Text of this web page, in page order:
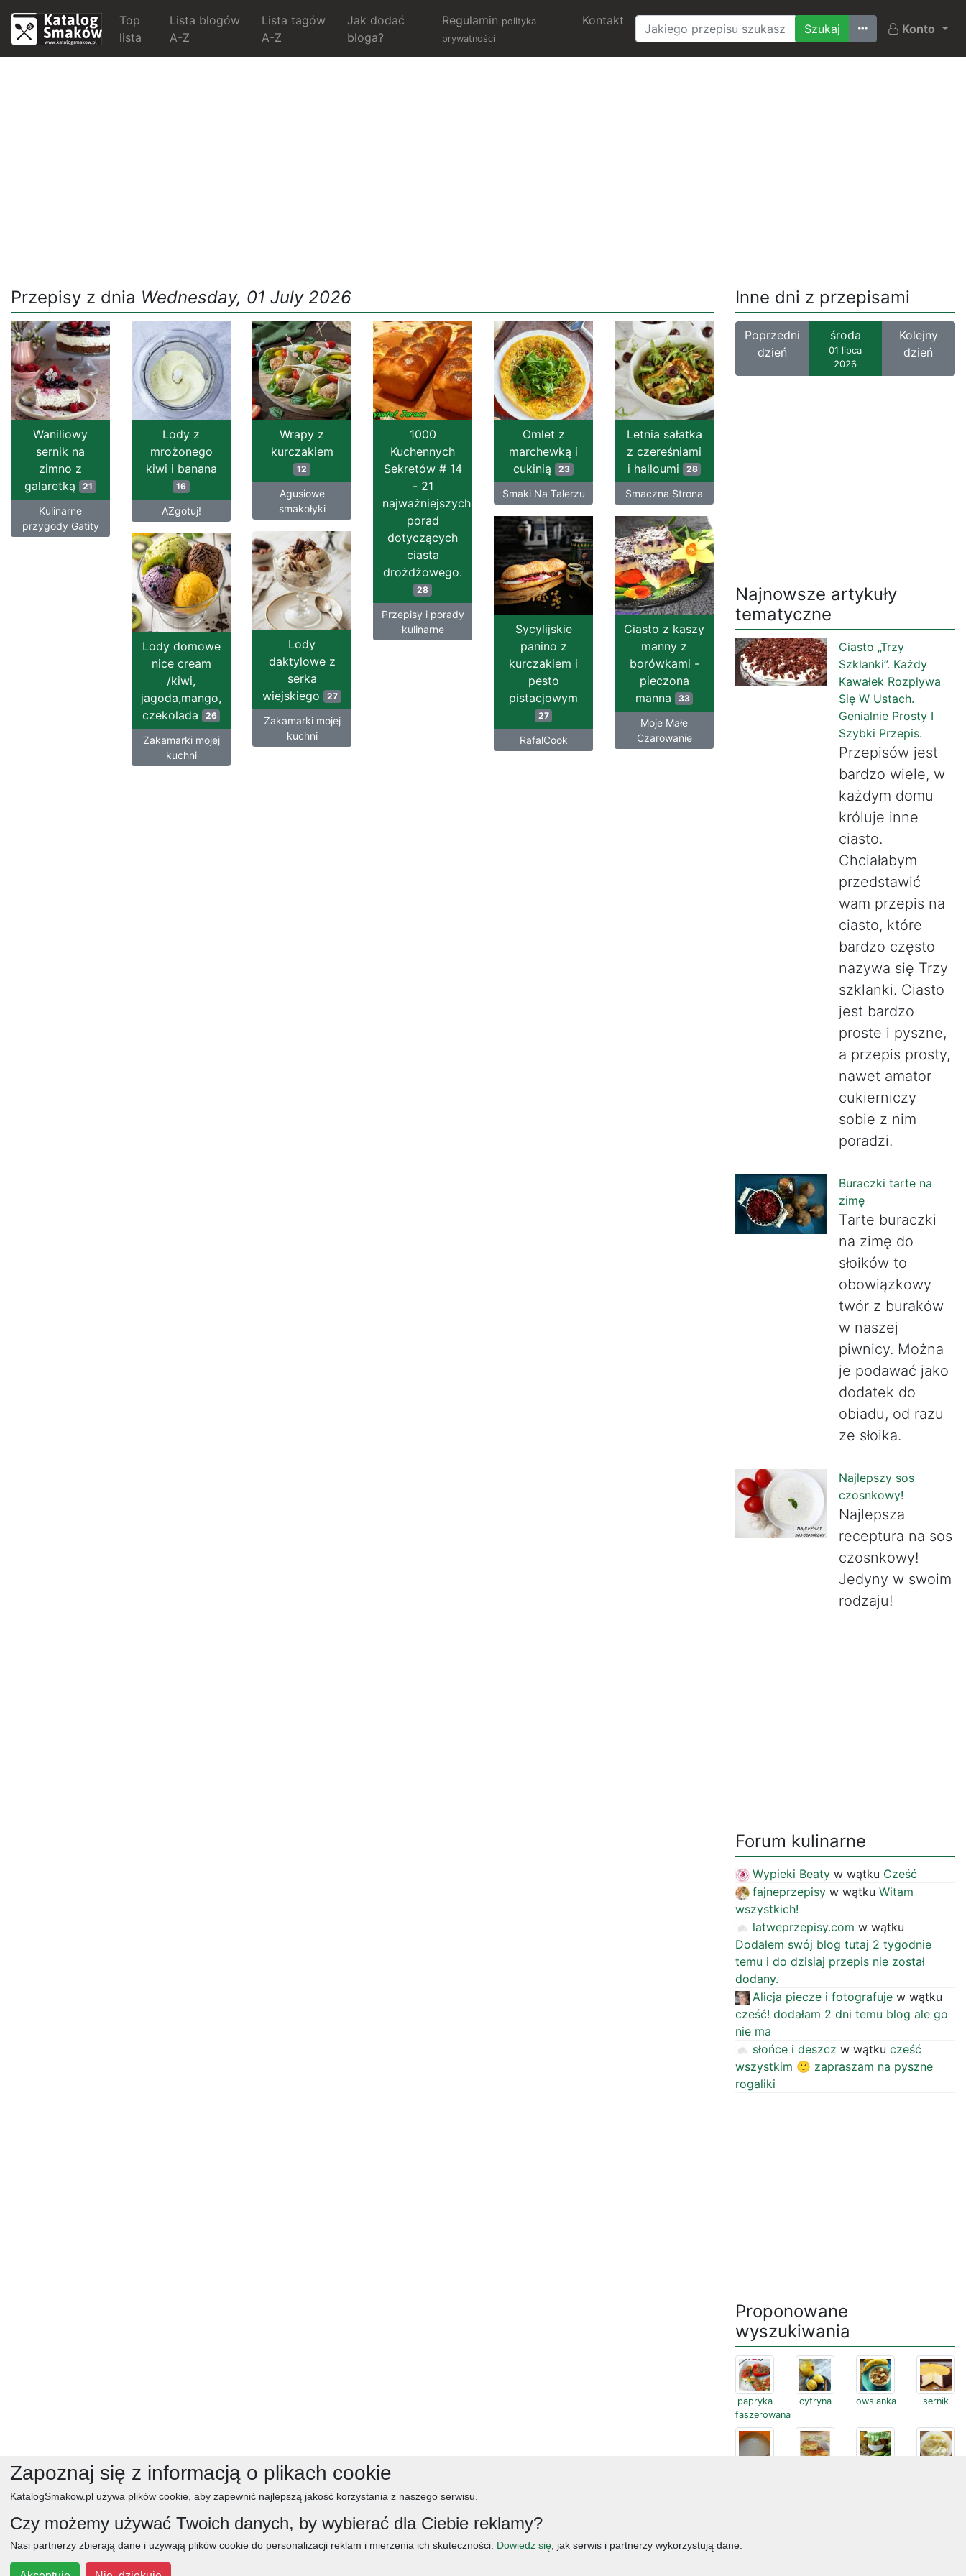
Top
lista
Lista blogów
A-Z
Lista tagów
A-Z
Jak dodać
bloga?
Regulamin polityka
prywatności
Kontakt
Ostatnio szukane
Konto
Przepisy z dnia Wednesday, 01 July 2026
Waniliowy
sernik na
zimno z
galaretką 21
Kulinarne
przygody Gatity
Lody z
mrożonego
kiwi i banana
16
AZgotuj!
Wrapy z
kurczakiem
12
Agusiowe
smakołyki
1000
Kuchennych
Sekretów # 14
- 21
najważniejszych
porad
dotyczących
ciasta
drożdżowego.
28
Przepisy i porady
kulinarne
Omlet z
marchewką i
cukinią 23
Smaki Na Talerzu
Letnia sałatka
z czereśniami
i halloumi
28
Smaczna Strona
Sycylijskie
panino z
kurczakiem i
pesto
pistacjowym
27
RafalCook
Ciasto z kaszy
manny z
borówkami -
pieczona
manna
33
Moje Małe
Czarowanie
Lody
daktylowe z
serka
wiejskiego 27
Zakamarki mojej
kuchni
Lody domowe
nice cream
/kiwi,
jagoda,mango,
czekolada
26
Zakamarki mojej
kuchni
Inne dni z przepisami
Poprzedni
dzień
środa
01 lipca
2026
Kolejny
dzień
Najnowsze artykuły
tematyczne
Ciasto „Trzy
Szklanki”. Każdy
Kawałek Rozpływa
Się W Ustach.
Genialnie Prosty I
Szybki Przepis.
Przepisów jest
bardzo wiele, w
każdym domu
króluje inne
ciasto.
Chciałabym
przedstawić
wam przepis na
ciasto, które
bardzo często
nazywa się Trzy
szklanki. Ciasto
jest bardzo
proste i pyszne,
a przepis prosty,
nawet amator
cukierniczy
sobie z nim
poradzi.
Buraczki tarte na
zimę
Tarte buraczki
na zimę do
słoików to
obowiązkowy
twór z buraków
w naszej
piwnicy. Można
je podawać jako
dodatek do
obiadu, od razu
ze słoika.
Najlepszy sos
czosnkowy!
Najlepsza
receptura na sos
czosnkowy!
Jedyny w swoim
rodzaju!
Forum kulinarne
Wypieki Beaty w wątku Cześć
fajneprzepisy w wątku Witam
wszystkich!
latweprzepisy.com w wątku
Dodałem swój blog tutaj 2 tygodnie
temu i do dzisiaj przepis nie został
dodany.
Alicja piecze i fotografuje w wątku
cześć! dodałam 2 dni temu blog ale go
nie ma
słońce i deszcz w wątku cześć
wszystkim 🙂 zapraszam na pyszne
rogaliki
Proponowane
wyszukiwania
papryka
faszerowana
cytryna owsianka sernik
skrzydełka
przepisy
Zapoznaj się z informacją o plikach cookie
KatalogSmakow.pl używa plików cookie, aby zapewnić najlepszą jakość korzystania z naszego serwisu.
Czy możemy używać Twoich danych, by wybierać dla Ciebie reklamy?
Nasi partnerzy zbierają dane i używają plików cookie do personalizacji reklam i mierzenia ich skuteczności. Dowiedz się , jak serwis i partnerzy wykorzystują dane.